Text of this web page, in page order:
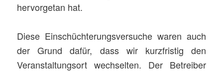
hervorgetan hat.
Diese Einschüchterungsversuche waren auch
der Grund dafür, dass wir kurzfristig den
Veranstaltungsort wechselten. Der Betreiber